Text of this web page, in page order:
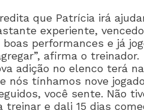
que Patrícia irá
experiente,
performances e já
afirma o treinador.
adição no elenco terá na
nós tínhamos nove
você sente. Não
e dali 15 dias